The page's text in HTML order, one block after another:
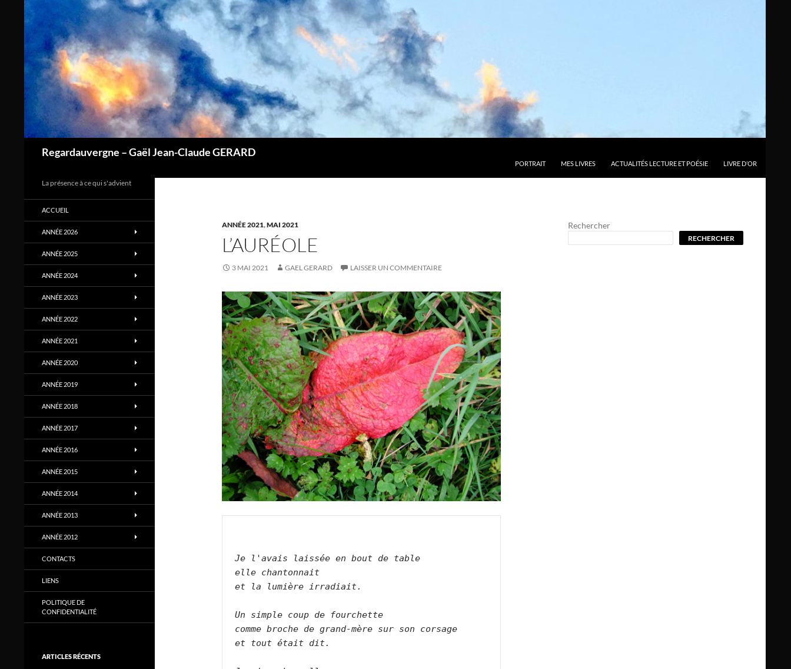
Regardauvergne – Gaël Jean-Claude GERARD
PORTRAIT MES LIVRES ACTUALITÉS LECTURE ET POÉSIE LIVRE D’OR
ANNÉE 2021,MAI 2021
L’AURÉOLE
3 MAI 2021 GAEL GERARD LAISSER UN COMMENTAIRE
Je l'avais laissée en bout de table
elle chantonnait
et la lumière irradiait.
Un simple coup de fourchette
comme broche de grand-mère sur son corsage
et tout était dit.
Rechercher
RECHERCHER
La présence à ce qui s'advient
ACCUEIL
ANNÉE 2026
ANNÉE 2025
ANNÉE 2024
ANNÉE 2023
ANNÉE 2022
ANNÉE 2021
ANNÉE 2020
ANNÉE 2019
ANNÉE 2018
ANNÉE 2017
ANNÉE 2016
ANNÉE 2015
ANNÉE 2014
ANNÉE 2013
ANNÉE 2012
CONTACTS
LIENS
POLITIQUE DE
CONFIDENTIALITÉ
ARTICLES RÉCENTS